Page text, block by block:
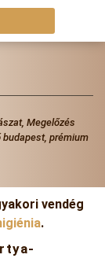
, Megelőzés
budapest, prémium
vendég
.